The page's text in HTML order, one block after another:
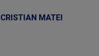
CRISTIAN MATEI